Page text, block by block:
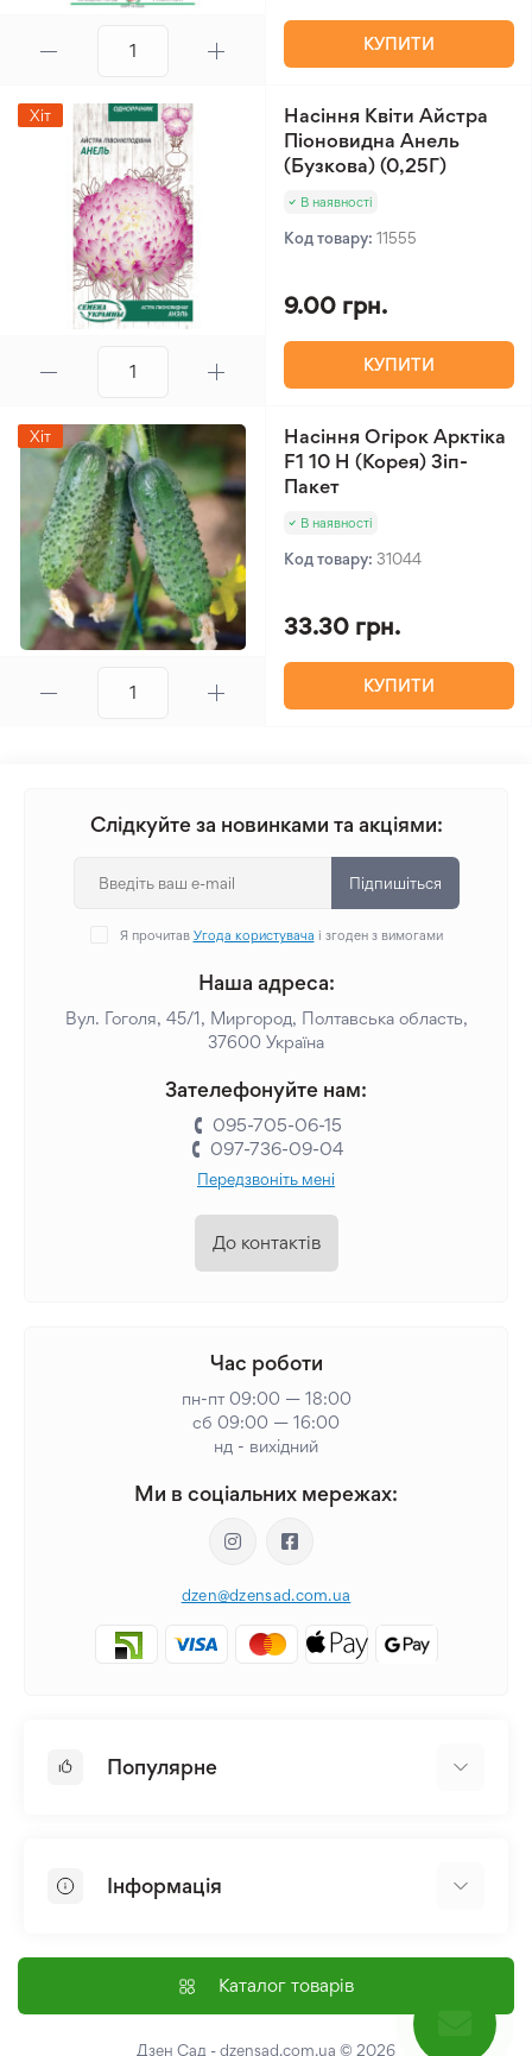
КУПИТИ
Хіт
Насіння Квіти Айстра
Піоновидна Анель
(Бузкова) (0,25Г)
В наявності
Код товару: 11555
9.00 грн.
КУПИТИ
Хіт
Насіння Огірок Арктіка
F1 10 Н (Корея) Зіп-
Пакет
В наявності
Код товару: 31044
33.30 грн.
КУПИТИ
Слідкуйте за новинками та акціями:
Підпишіться
Я прочитав Угода користувача і згоден з вимогами
Наша адреса:
Вул. Гоголя, 45/1, Миргород, Полтавська область,
37600 Україна
Зателефонуйте нам:
095-705-06-15
097-736-09-04
Передзвоніть мені
До контактів
Час роботи
пн-пт 09:00 — 18:00
сб 09:00 — 16:00
нд - вихідний
Ми в соціальних мережах:
dzen@dzensad.com.ua
Популярне
Лілія
Насіння
Інформація
Доставка і оплата
Контакти
Каталог товарів
Дзен Сад - dzensad.com.ua © 2026